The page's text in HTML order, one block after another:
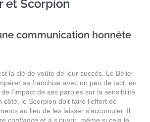
et Scorpion
communication honnête
la clé de voûte de leur succès. Le Bélier
sa franchise avec un peu de tact, en
l’impact de ses paroles sur la sensibilité
côté, le Scorpion doit faire l’effort de
au lieu de les laisser s’accumuler. Il
confiance et à s’ouvrir, même si cela le